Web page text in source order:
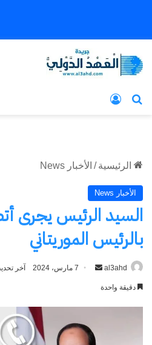
بحث عن
الرئيسية / الأخبار News
الأخبار News
السيد الرئيس يجرى
بالرئيس الموريتاني
al3ahd
أرسل 7 مارس، 2024 آخر تحديث: 7
دقيقة واحدة